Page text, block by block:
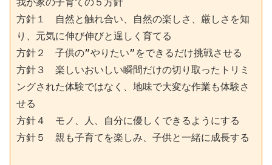
我が家の子育ての５方針
方針１　自然と触れ合い、自然の楽しさ、厳しさを知
り、元気に伸び伸びと逞しく育てる
方針２　子供の”やりたい”をできるだけ挑戦させる
方針３　楽しいおいしい瞬間だけの切り取ったトリミ
ングされた体験ではなく、地味で大変な作業も体験さ
せる
方針４　モノ、人、自分に優しくできるようにする
方針５　親も子育てを楽しみ、子供と一緒に成長する